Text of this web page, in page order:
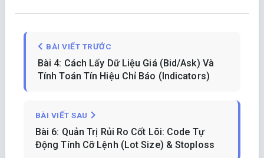
BÀI VIẾT TRƯỚC
Bài 4: Cách Lấy Dữ Liệu Giá (Bid/Ask) Và
Tính Toán Tín Hiệu Chỉ Báo (Indicators)
BÀI VIẾT SAU
Bài 6: Quản Trị Rủi Ro Cốt Lõi: Code Tự
Động Tính Cỡ Lệnh (Lot Size) & Stoploss